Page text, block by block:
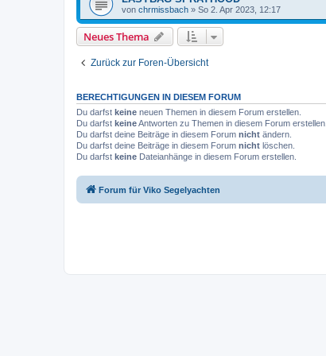
von chrmissbach » So 2. Apr 2023, 12:17
Neues Thema
Zurück zur Foren-Übersicht
BERECHTIGUNGEN IN DIESEM FORUM
Du darfst keine neuen Themen in diesem Forum erstellen.
Du darfst keineAntworten zu Themen in diesem Forum erstellen.
Du darfst deine Beiträge in diesem Forum nicht ändern.
Du darfst deine Beiträge in diesem Forum nicht löschen.
Du darfst keine Dateianhänge in diesem Forum erstellen.
Forum für Viko Segelyachten